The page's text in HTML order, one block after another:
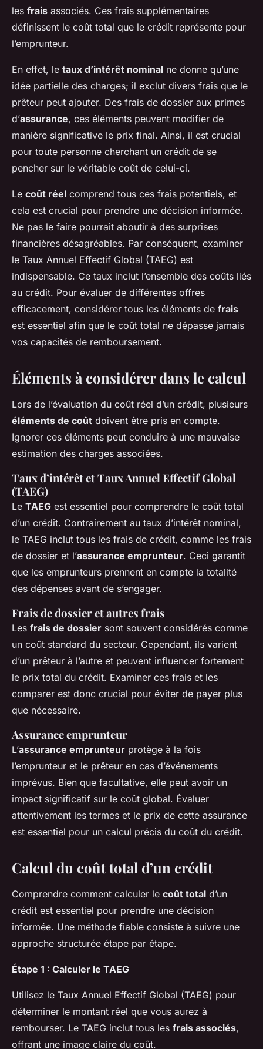
les frais associés. Ces frais supplémentaires
définissent le coût total que le crédit représente pour
l’emprunteur.
En effet, le taux d’intérêt nominal ne donne qu’une
idée partielle des charges; il exclut divers frais que le
prêteur peut ajouter. Des frais de dossier aux primes
d’assurance, ces éléments peuvent modifier de
manière significative le prix final. Ainsi, il est crucial
pour toute personne cherchant un crédit de se
pencher sur le véritable coût de celui-ci.
Le coût réel comprend tous ces frais potentiels, et
cela est crucial pour prendre une décision informée.
Ne pas le faire pourrait aboutir à des surprises
financières désagréables. Par conséquent, examiner
le Taux Annuel Effectif Global (TAEG) est
indispensable. Ce taux inclut l’ensemble des coûts liés
au crédit. Pour évaluer de différentes offres
efficacement, considérer tous les éléments de frais
est essentiel afin que le coût total ne dépasse jamais
vos capacités de remboursement.
Éléments à considérer dans le calcul
Lors de l’évaluation du coût réel d’un crédit, plusieurs
éléments de coût doivent être pris en compte.
Ignorer ces éléments peut conduire à une mauvaise
estimation des charges associées.
Taux d’intérêt et Taux Annuel Effectif Global
(TAEG)
Le TAEG est essentiel pour comprendre le coût total
d’un crédit. Contrairement au taux d’intérêt nominal,
le TAEG inclut tous les frais de crédit, comme les frais
de dossier et l’assurance emprunteur. Ceci garantit
que les emprunteurs prennent en compte la totalité
des dépenses avant de s’engager.
Frais de dossier et autres frais
Les frais de dossier sont souvent considérés comme
un coût standard du secteur. Cependant, ils varient
d’un prêteur à l’autre et peuvent influencer fortement
le prix total du crédit. Examiner ces frais et les
comparer est donc crucial pour éviter de payer plus
que nécessaire.
Assurance emprunteur
L’assurance emprunteur protège à la fois
l’emprunteur et le prêteur en cas d’événements
imprévus. Bien que facultative, elle peut avoir un
impact significatif sur le coût global. Évaluer
attentivement les termes et le prix de cette assurance
est essentiel pour un calcul précis du coût du crédit.
Calcul du coût total d’un crédit
Comprendre comment calculer le coût total d’un
crédit est essentiel pour prendre une décision
informée. Une méthode fiable consiste à suivre une
approche structurée étape par étape.
Étape 1 : Calculer le TAEG
Utilisez le Taux Annuel Effectif Global (TAEG) pour
déterminer le montant réel que vous aurez à
rembourser. Le TAEG inclut tous les frais associés,
offrant une image claire du coût.